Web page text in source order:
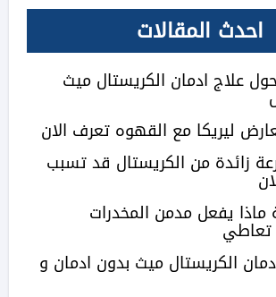
احدث المقالات
حول علاج ادمان الكريستال ميث
زائدة من الكريستال قد تسبب
ماذا يفعل مدمن المخدرات
تعاطي
الكريستال ميث بدون ادمان و